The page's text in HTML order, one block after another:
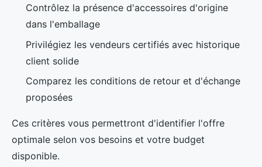
Contrôlez la présence d'accessoires d'origine
dans l'emballage
Privilégiez les vendeurs certifiés avec historique
client solide
Comparez les conditions de retour et d'échange
proposées
Ces critères vous permettront d'identifier l'offre
optimale selon vos besoins et votre budget
disponible.